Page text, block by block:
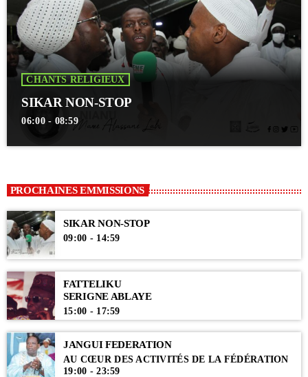
CHANTS RELIGIEUX
SIKAR NON-STOP
06:00 - 08:59
PROCHAINES EMMISSIONS
SIKAR NON-STOP
09:00 - 14:59
FATTELIKU
SERIGNE ABLAYE
15:00 - 17:59
JANGUI FEDERATION
AU CŒUR DES ACTIVITÉS DE LA FÉDÉRATION
19:00 - 23:59